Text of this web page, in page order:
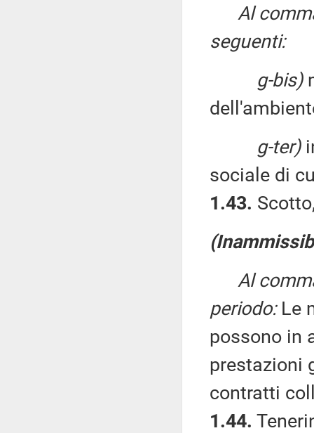
Al
seguenti:
g-bis)
g-ter)
sociale di
1.43.
Al
periodo:Le
possono in
prestazioni
contratti
1.44.